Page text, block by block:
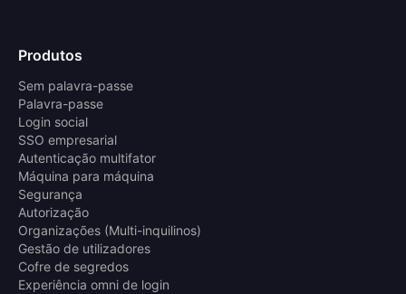
Produtos
Sem palavra-passe
Palavra-passe
Login social
SSO empresarial
Autenticação multifator
Máquina para máquina
Segurança
Autorização
Organizações (Multi-inquilinos)
Gestão de utilizadores
Cofre de segredos
Experiência omni de login